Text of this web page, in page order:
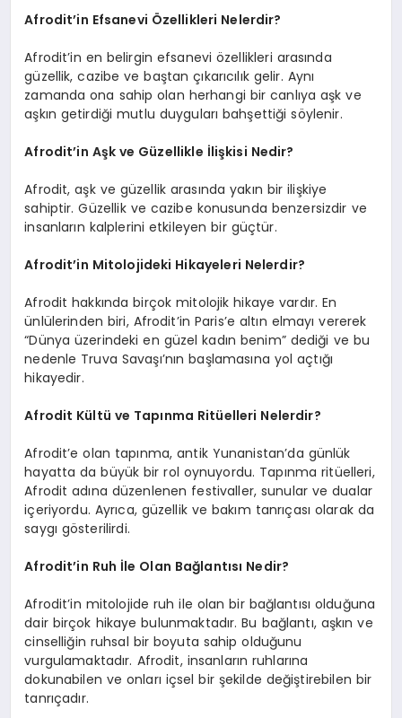
Afrodit’in Efsanevi Özellikleri Nelerdir?
Afrodit’in en belirgin efsanevi özellikleri arasında
güzellik, cazibe ve baştan çıkarıcılık gelir. Aynı
zamanda ona sahip olan herhangi bir canlıya aşk ve
aşkın getirdiği mutlu duyguları bahşettiği söylenir.
Afrodit’in Aşk ve Güzellikle İlişkisi Nedir?
Afrodit, aşk ve güzellik arasında yakın bir ilişkiye
sahiptir. Güzellik ve cazibe konusunda benzersizdir ve
insanların kalplerini etkileyen bir güçtür.
Afrodit’in Mitolojideki Hikayeleri Nelerdir?
Afrodit hakkında birçok mitolojik hikaye vardır. En
ünlülerinden biri, Afrodit’in Paris’e altın elmayı vererek
“Dünya üzerindeki en güzel kadın benim” dediği ve bu
nedenle Truva Savaşı’nın başlamasına yol açtığı
hikayedir.
Afrodit Kültü ve Tapınma Ritüelleri Nelerdir?
Afrodit’e olan tapınma, antik Yunanistan’da günlük
hayatta da büyük bir rol oynuyordu. Tapınma ritüelleri,
Afrodit adına düzenlenen festivaller, sunular ve dualar
içeriyordu. Ayrıca, güzellik ve bakım tanrıçası olarak da
saygı gösterilirdi.
Afrodit’in Ruh İle Olan Bağlantısı Nedir?
Afrodit’in mitolojide ruh ile olan bir bağlantısı olduğuna
dair birçok hikaye bulunmaktadır. Bu bağlantı, aşkın ve
cinselliğin ruhsal bir boyuta sahip olduğunu
vurgulamaktadır. Afrodit, insanların ruhlarına
dokunabilen ve onları içsel bir şekilde değiştirebilen bir
tanrıçadır.